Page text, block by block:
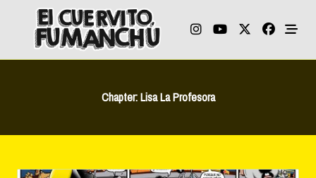
content
Chapter:Lisa La Profesora